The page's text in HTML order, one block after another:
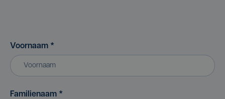
Voornaam *
Familienaam *